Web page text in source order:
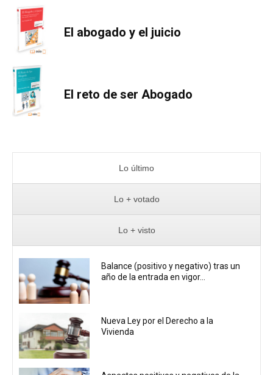
El abogado y el juicio
El reto de ser Abogado
Lo último
Lo + votado
Lo + visto
Balance (positivo y negativo) tras un
año de la entrada en vigor...
Nueva Ley por el Derecho a la
Vivienda